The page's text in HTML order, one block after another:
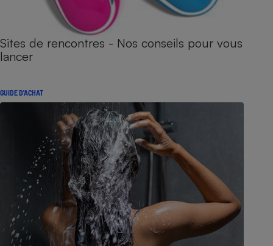
Sites de rencontres - Nos conseils pour vous
lancer
GUIDE D'ACHAT